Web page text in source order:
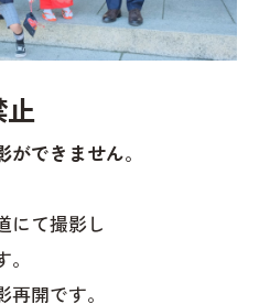
止
ができません。
にて撮影し
開です。